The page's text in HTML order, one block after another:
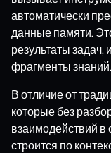
автоматически
данные памяти.
результаты
фрагменты знаний.
В отличие от
которые без
взаимодействий в
строится по